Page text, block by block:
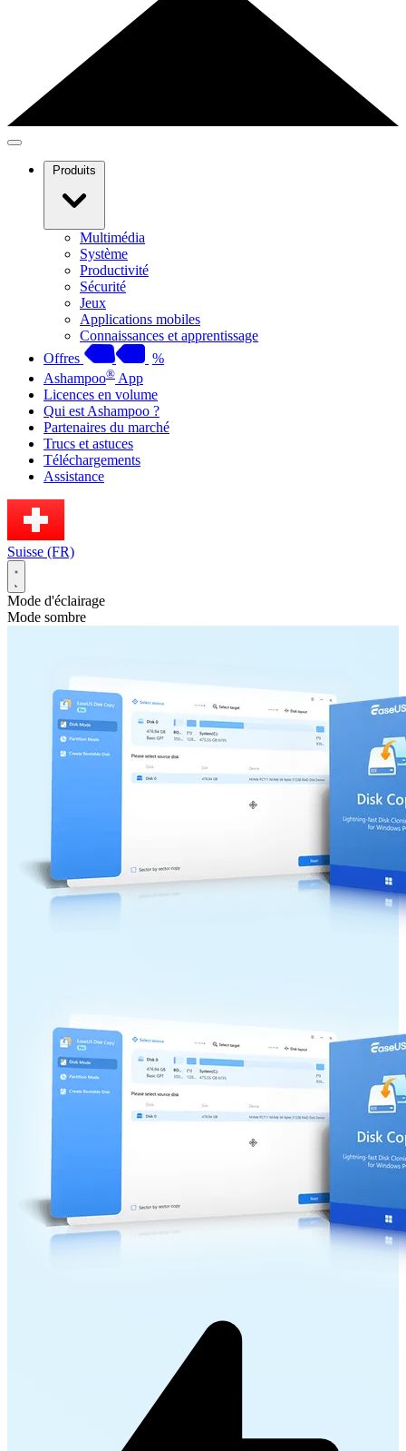
Produits
Multimédia
Système
Productivité
Sécurité
Jeux
Applications mobiles
Connaissances et apprentissage
Offres
%
Ashampoo® App
Licences en volume
Qui est Ashampoo ?
Partenaires du marché
Trucs et astuces
Téléchargements
Assistance
Suisse (FR)
Mode d'éclairage
Mode sombre